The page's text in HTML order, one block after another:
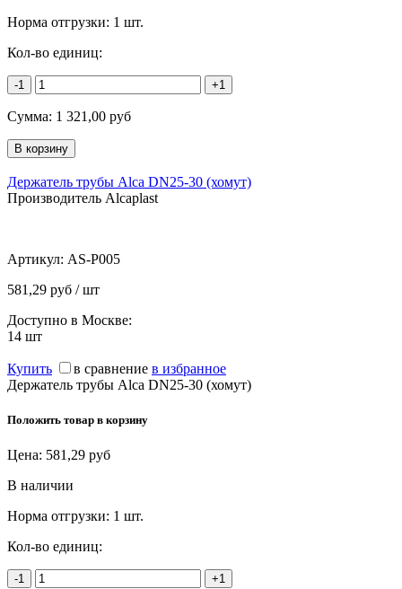
Норма отгрузки: 1 шт.
Кол-во единиц:
-1 +1
Сумма: 1 321,00 руб
Держатель трубы Alca DN25-30 (хомут)
Производитель Alcaplast
Артикул: AS-P005
581,29 руб / шт
Доступно в Москве:
14 шт
Купить в сравнение в избранное
Держатель трубы Alca DN25-30 (хомут)
Положить товар в корзину
Цена: 581,29 руб
В наличии
Норма отгрузки: 1 шт.
Кол-во единиц:
-1 +1